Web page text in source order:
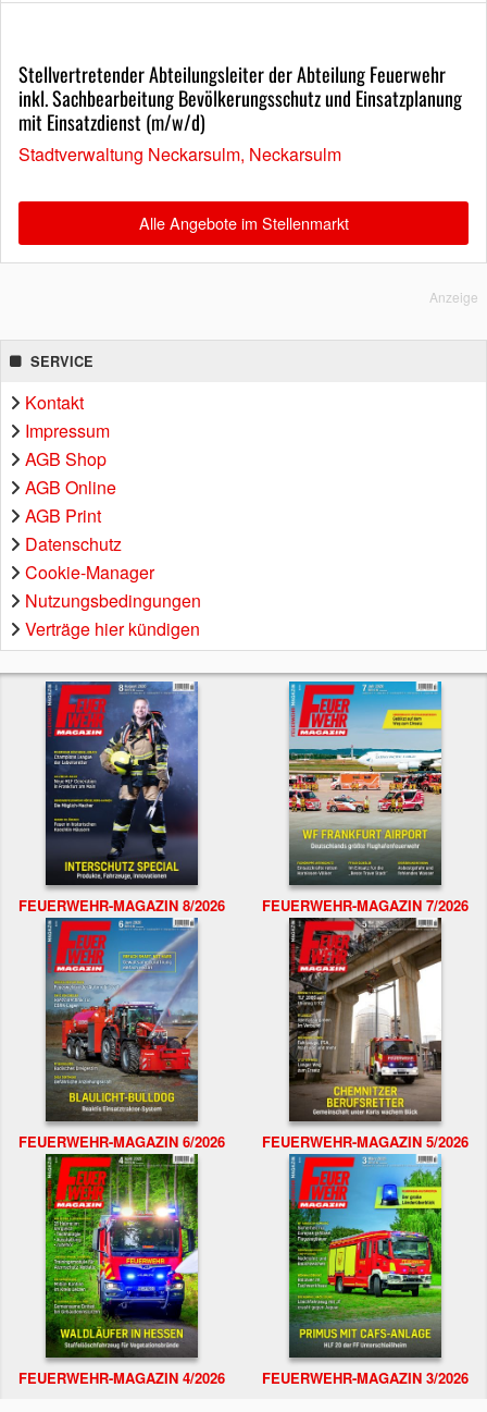
Stellvertretender Abteilungsleiter der Abteilung Feuerwehr
inkl. Sachbearbeitung Bevölkerungsschutz und Einsatzplanung
mit Einsatzdienst (m/w/d)
Stadtverwaltung Neckarsulm, Neckarsulm
Alle Angebote im Stellenmarkt
Anzeige
SERVICE
Kontakt
Impressum
AGB Shop
AGB Online
AGB Print
Datenschutz
Cookie-Manager
Nutzungsbedingungen
Verträge hier kündigen
FEUERWEHR-MAGAZIN 8/2026 FEUERWEHR-MAGAZIN 7/2026
FEUERWEHR-MAGAZIN 6/2026 FEUERWEHR-MAGAZIN 5/2026
FEUERWEHR-MAGAZIN 4/2026 FEUERWEHR-MAGAZIN 3/2026